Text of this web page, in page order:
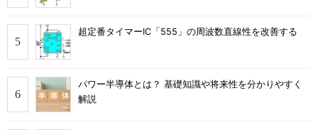
超定番タイマーIC「555」の周波数直線性を改善する
パワー半導体とは？ 基礎知識や将来性を分かりやすく
解説